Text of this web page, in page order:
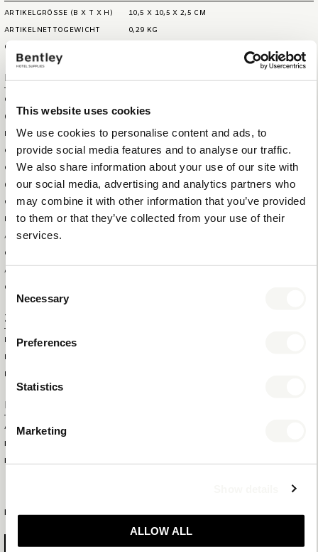
This website uses cookies
We use cookies to personalise content and ads, to
provide social media features and to analyse our traffic.
We also share information about your use of our site with
our social media, advertising and analytics partners who
may combine it with other information that you’ve provided
to them or that they’ve collected from your use of their
services.
Consent
Selection
Necessary
Preferences
Statistics
Marketing
ALLOW ALL
ARTIKELGRÖSSE (B X T X H)
10,5 X 10,5 X 2,5 CM
ARTIKELNETTOGEWICHT
0,29 KG
OBERER DURCHMESSER
Logistische Informationen
GRÖSSE DER SHOWBOX (
BXTXH)
HS CODE
39263000
GEWICHT DER SHOWBOX
0,31 KG
GRÖSSE DER AUSSENBOX (B
XTXH)
26 X 26 X 27 CM
GEWICHT DER AUSSENBOX
7,7 KG
BRUTTOGEWICHT DES
ARTIKELS
0,32 KG
GESAMTMENGE IN DER
AUSSENBOX
GESAMTMENGE PRO PALETTE
Zusatzinformation
MARKE
FARBE
MATERIAL
Produktnummer
ARTIKELNUMMER
EAN
KOLLEKTION
MEHR INFORMATIONEN
PRODUKTBLATT ERSTELLEN